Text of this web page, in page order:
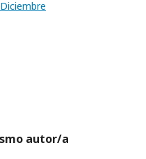
autor/a